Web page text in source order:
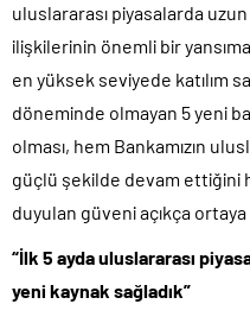
uluslararası piyasalarda
ilişkilerinin önemli bir
en yüksek seviyede katılım
döneminde olmayan 5 yeni
olması, hem Bankamızın
güçlü şekilde devam ettiğini
duyulan güveni açıkça ortaya
“İlk 5 ayda uluslararası
yeni kaynak sağladık”